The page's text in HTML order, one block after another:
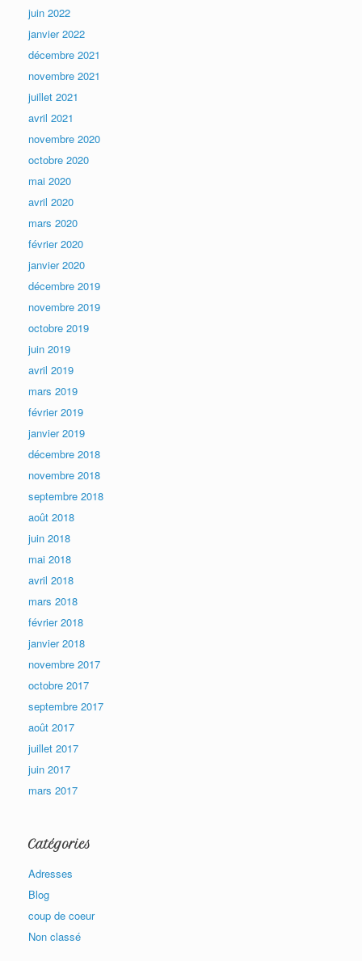
juin 2022
janvier 2022
décembre 2021
novembre 2021
juillet 2021
avril 2021
novembre 2020
octobre 2020
mai 2020
avril 2020
mars 2020
février 2020
janvier 2020
décembre 2019
novembre 2019
octobre 2019
juin 2019
avril 2019
mars 2019
février 2019
janvier 2019
décembre 2018
novembre 2018
septembre 2018
août 2018
juin 2018
mai 2018
avril 2018
mars 2018
février 2018
janvier 2018
novembre 2017
octobre 2017
septembre 2017
août 2017
juillet 2017
juin 2017
mars 2017
Catégories
Adresses
Blog
coup de coeur
Non classé